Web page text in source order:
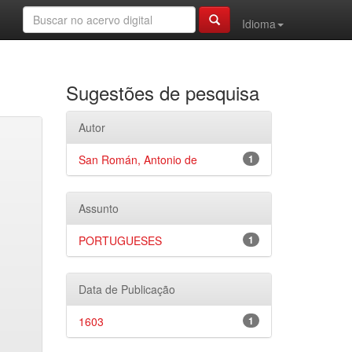
Idioma
Sugestões de pesquisa
Autor
1
San Román, Antonio de
Assunto
1
PORTUGUESES
Data de Publicação
1
1603